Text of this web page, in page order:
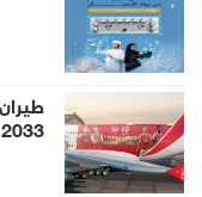
2033